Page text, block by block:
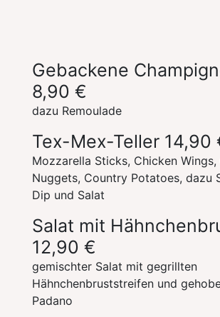
Gebackene
8,90 €
dazu Remoulade
Tex-Mex-Teller 14,90
Mozzarella Sticks, Chicken Wings,
Nuggets, Country Potatoes, dazu
Dip und Salat
Salat mit
12,90 €
gemischter Salat mit gegrillten
Hähnchenbruststreifen und
Padano